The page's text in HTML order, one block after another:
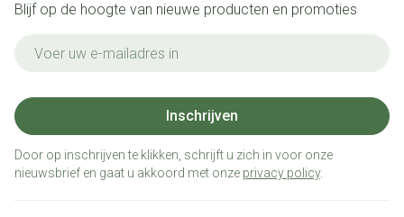
Blijf op de hoogte van nieuwe producten en promoties
Inschrijven
Door op inschrijven te klikken, schrijft u zich in voor onze
nieuwsbrief en gaat u akkoord met onze privacy policy.